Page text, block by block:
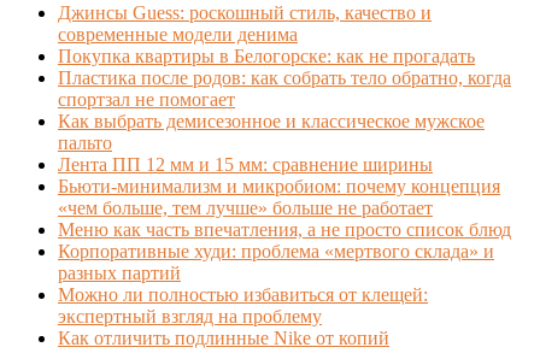
Джинсы Guess: роскошный стиль, качество и
современные модели денима
Покупка квартиры в Белогорске: как не прогадать
Пластика после родов: как собрать тело обратно, когда
спортзал не помогает
Как выбрать демисезонное и классическое мужское
пальто
Лента ПП 12 мм и 15 мм: сравнение ширины
Бьюти-минимализм и микробиом: почему концепция
«чем больше, тем лучше» больше не работает
Меню как часть впечатления, а не просто список блюд
Корпоративные худи: проблема «мертвого склада» и
разных партий
Можно ли полностью избавиться от клещей:
экспертный взгляд на проблему
Как отличить подлинные Nike от копий